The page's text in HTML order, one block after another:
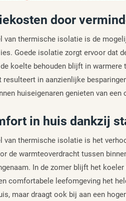
door
van thermische isolatie is de
Goede isolatie zorgt ervoor dat
koelte behouden blijft in
resulteert in aanzienlijke
huiseigenaren genieten van
in huis dankzij
van thermische isolatie is het
de warmteoverdracht tussen
In de zomer blijft het
comfortabele leefomgeving het
maar draagt ook bij aan een